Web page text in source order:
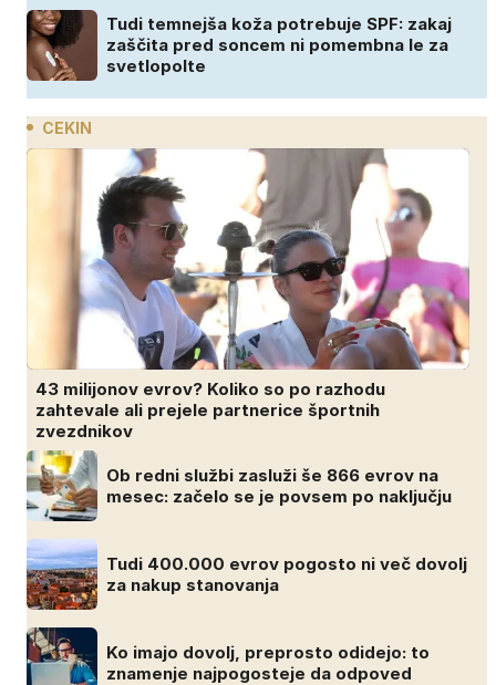
Tudi temnejša koža potrebuje SPF: zakaj
zaščita pred soncem ni pomembna le za
svetlopolte
CEKIN
43 milijonov evrov? Koliko so po razhodu
zahtevale ali prejele partnerice športnih
zvezdnikov
Ob redni službi zasluži še 866 evrov na
mesec: začelo se je povsem po naključju
Tudi 400.000 evrov pogosto ni več dovolj
za nakup stanovanja
Ko imajo dovolj, preprosto odidejo: to
znamenje najpogosteje da odpoved